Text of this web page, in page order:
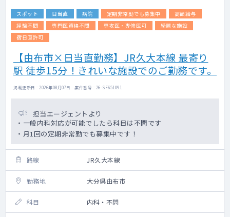
スポット 日当直 病院 定期非常勤でも募集中
高額給与
経験不問
専門医資格不問 専攻医・専修医可
綺麗な施設
宿日直許可
【由布市×日当直勤務】JR久大本線 最寄り
駅 徒歩15分！きれいな施設でのご勤務です。
掲載更新日 : 2026年08月07日 案件番号 : 26-SF651091
担当エージェントより
・一般内科対応が可能でしたら科目は不問です
・月1回の定期非常勤でも募集中です！
路線 JR久大本線
勤務地 大分県由布市
科目 内科・不問